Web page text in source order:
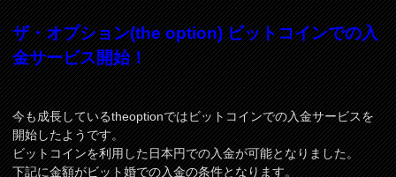
ザ・オプション(the option) ビットコインでの入
金サービス開始！
今も成長しているtheoptionではビットコインでの入金サービスを
開始したようです。
ビットコインを利用した日本円での入金が可能となりました。
下記に金額がビット婚での入金の条件となります。